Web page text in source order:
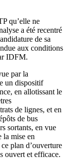
qu’elle ne
a été recentré
de sa
aux conditions
IDFM.
par la
un dispositif
en allotissant le
de lignes, et en
de bus
sortants, en vue
la mise en
plan d’ouverture
ouvert et efficace.